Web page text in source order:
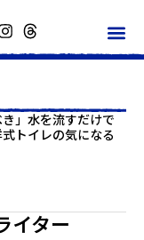
き」水を流すだけで
トイレの気になる
イター